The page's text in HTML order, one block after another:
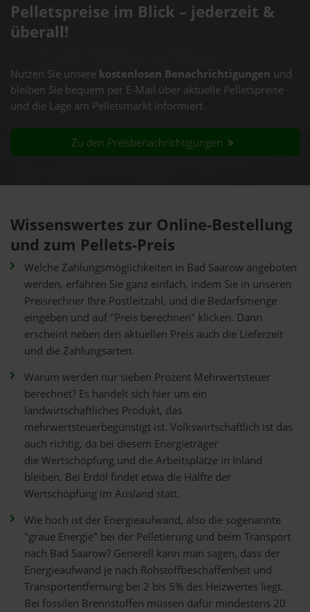
Pelletspreise im Blick – jederzeit &
überall!
Nutzen Sie unsere kostenlosen Benachrichtigungen und
bleiben Sie bequem per E-Mail über aktuelle Pelletspreise
und die Lage am Pelletsmarkt informiert.
Zu den Preisbenachrichtigungen
Wissenswertes zur Online-Bestellung
und zum Pellets-Preis
Welche Zahlungsmöglichkeiten in Bad Saarow angeboten
werden, erfahren Sie ganz einfach, indem Sie in unseren
Preisrechner Ihre Postleitzahl, und die Bedarfsmenge
eingeben und auf "Preis berechnen" klicken. Dann
erscheint neben den aktuellen Preis auch die Lieferzeit
und die Zahlungsarten.
Warum werden nur sieben Prozent Mehrwertsteuer
berechnet? Es handelt sich hier um ein
landwirtschaftliches Produkt, das
mehrwertsteuerbegünstigt ist. Volkswirtschaftlich ist das
auch richtig, da bei diesem Energieträger
die Wertschöpfung und die Arbeitsplätze in Inland
bleiben. Bei Erdöl findet etwa die Hälfte der
Wertschöpfung im Ausland statt.
Wie hoch ist der Energieaufwand, also die sogenannte
"graue Energie" bei der Pelletierung und beim Transport
nach Bad Saarow? Generell kann man sagen, dass der
Energieaufwand je nach Rohstoffbeschaffenheit und
Transportentfernung bei 2 bis 5% des Heizwertes liegt.
Bei fossilen Brennstoffen müssen dafür mindestens 20